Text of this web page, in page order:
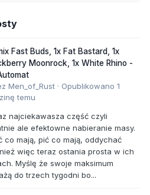
Fast Buds, 1x Fat Bastard, 1x
Moonrock, 1x White Rhino -
Men_of_Rust · Opublikowano 1
temu
najciekawasza część czyli
ale efektowne nabieranie masy.
co mają, pić co mają, oddychać
więc teraz ostania prosta w ich
Myślę że swoje maksimum
do trzech tygodni bo...